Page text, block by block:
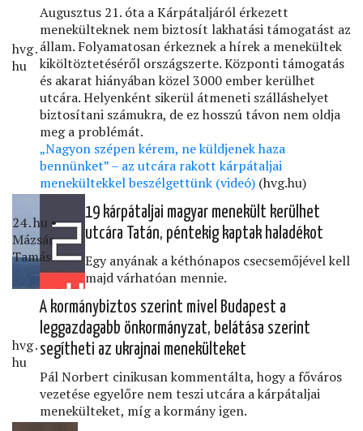
hvg․
hu
Augusztus 21. óta a Kárpátaljáról érkezett
menekülteknek nem biztosít lakhatási támogatást az
állam. Folyamatosan érkeznek a hírek a menekültek
kiköltöztetéséről országszerte. Központi támogatás
és akarat hiányában közel 3000 ember kerülhet
utcára. Helyenként sikerül átmeneti szálláshelyet
biztosítani számukra, de ez hosszú távon nem oldja
meg a problémát.
„Nagyon szépen kérem, ne küldjenek haza
bennünket” – az utcára rakott kárpátaljai
menekültekkel beszélgettünk (videó) (hvg.hu)
24․hu •
Mázsár
Tamás
19 kárpátaljai magyar menekült kerülhet
utcára Tatán, péntekig kaptak haladékot
Egy anyának a kéthónapos csecsemőjével kell
majd várhatóan mennie.
hvg․
hu
A kormánybiztos szerint mivel Budapest a
leggazdagabb önkormányzat, belátása szerint
segítheti az ukrajnai menekülteket
Pál Norbert cinikusan kommentálta, hogy a főváros
vezetése egyelőre nem teszi utcára a kárpátaljai
menekülteket, míg a kormány igen.